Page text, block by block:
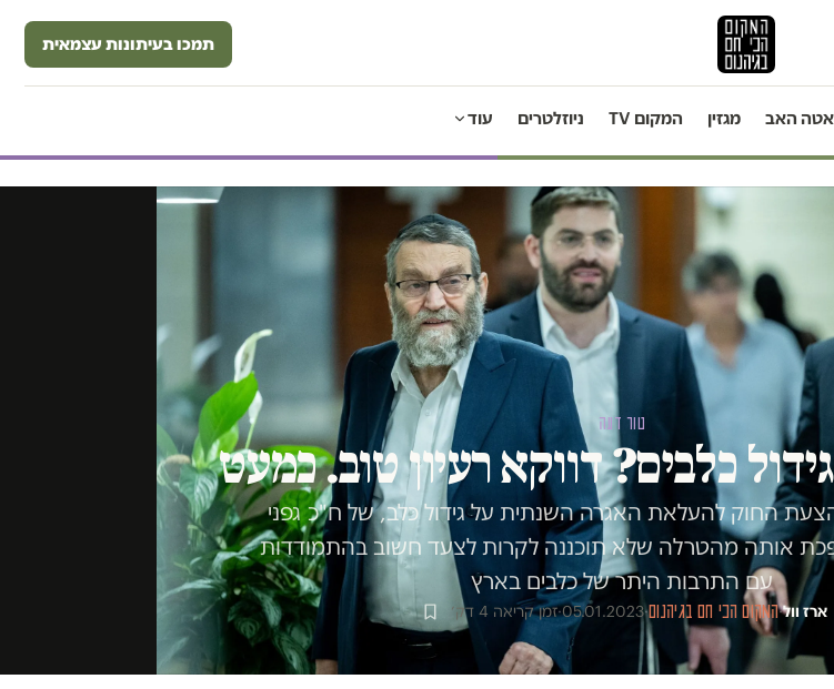
תמכו בעיתונות עצמאית
האב מגזין המקום TV ניוזלטרים עוד
טור דעה
כלבים? דווקא רעיון טוב. כמעט
החוק להעלאת האגרה השנתית על גידול כלב, של ח"כ גפני
אותה מהטרלה שלא תוכננה לקרות לצעד חשוב בהתמודדות
עם התרבות היתר של כלבים בארץ
ארז וול·המקום הכי חם בגיהנום·
05.01.2023
·זמן קריאה 4 דק׳